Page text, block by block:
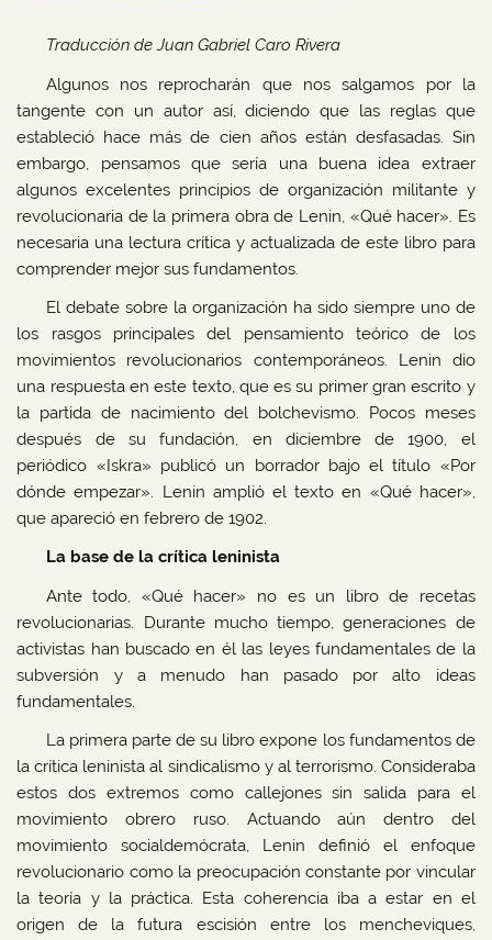
Traducción de Juan Gabriel Caro Rivera
Algunos nos reprocharán que nos salgamos por la
tangente con un autor así, diciendo que las reglas que
estableció hace más de cien años están desfasadas. Sin
embargo, pensamos que sería una buena idea extraer
algunos excelentes principios de organización militante y
revolucionaria de la primera obra de Lenin, «Qué hacer». Es
necesaria una lectura crítica y actualizada de este libro para
comprender mejor sus fundamentos.
El debate sobre la organización ha sido siempre uno de
los rasgos principales del pensamiento teórico de los
movimientos revolucionarios contemporáneos. Lenin dio
una respuesta en este texto, que es su primer gran escrito y
la partida de nacimiento del bolchevismo. Pocos meses
después de su fundación, en diciembre de 1900, el
periódico «Iskra» publicó un borrador bajo el título «Por
dónde empezar». Lenin amplió el texto en «Qué hacer»,
que apareció en febrero de 1902.
La base de la crítica leninista
Ante todo, «Qué hacer» no es un libro de recetas
revolucionarias. Durante mucho tiempo, generaciones de
activistas han buscado en él las leyes fundamentales de la
subversión y a menudo han pasado por alto ideas
fundamentales.
La primera parte de su libro expone los fundamentos de
la crítica leninista al sindicalismo y al terrorismo. Consideraba
estos dos extremos como callejones sin salida para el
movimiento obrero ruso. Actuando aún dentro del
movimiento socialdemócrata, Lenin definió el enfoque
revolucionario como la preocupación constante por vincular
la teoría y la práctica. Esta coherencia iba a estar en el
origen de la futura escisión entre los mencheviques,